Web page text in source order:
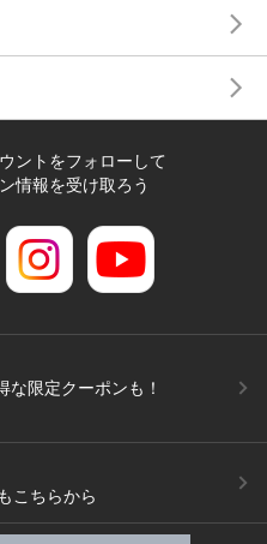
ントをフォローして
情報を受け取ろう
な限定クーポンも！
こちらから